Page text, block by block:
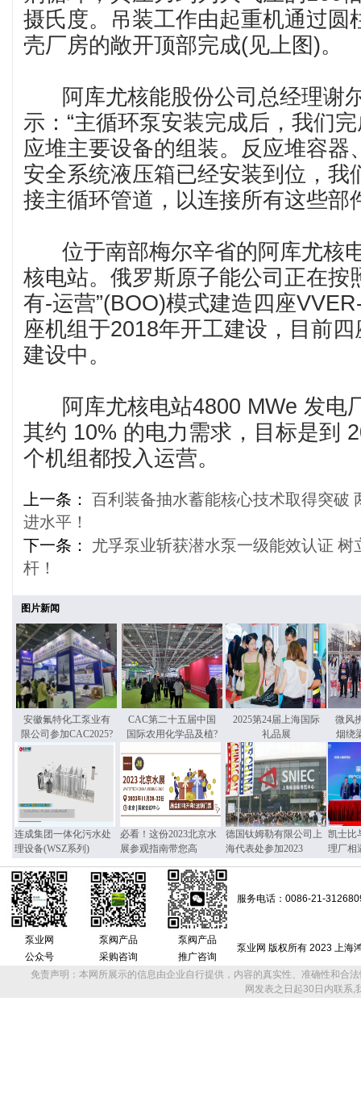
摄氏度。吊装工作由起重机通过圆
壳厂房的敞开顶部完成(见上图)。
阿库尤核能股份公司总经理谢
示：“主循环泵安装完成后，我们
应堆主要设备的组装。反应堆容器
安全系统液压箱已经安装到位，我
接主循环管道，以连接所有这些部
位于南部梅尔辛省的阿库尤核
核电站。俄罗斯原子能公司正在按
有-运营”(BOO)模式建造四座
座机组于2018年开工建设，目前
建设中。
阿库尤核电站4800 MWe 发电
其约 10% 的电力需求，目标是到
个机组都投入运营。
上一条： 百利装备抽水蓄能核心技术取得突破
进水平！
下一条：
尤孚泵业斩获潜水泵一级能效认证 树
杆！
图片新闻
安徽氟特化工泵业有
限公司参加CAC2025?
CAC第二十五届中国
国际农用化学品及植?
2025第24届上海国际
礼品展
微风
烟绕
连成集团一体化污水处
理设备(WSZ系列)
必看！这份2023北京水
展参观指南带您高
德国钛姆勒有限公司上
海代表处参加2023
凯士比
理厂相
服务电话：0086-21-
泵业网
公众号
泵阀产品
采购咨询
泵阀产品
推广咨询
泵业网 版权所有 2023 上海
免责声明：本网所展示的信息由企业自行提供，内容的真实性、准确性和合
网发表之日起30日内联系,